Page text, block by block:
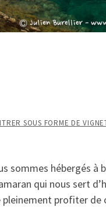
SOUS FORME DE
sommes hébergés à
qui nous sert
profiter de